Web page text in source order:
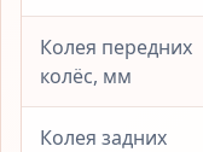
Колея передних
колёс, мм
Колея задних